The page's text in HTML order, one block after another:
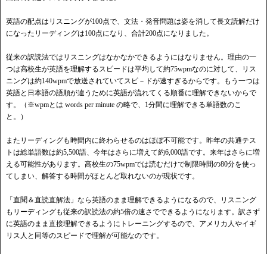
英語の配点はリスニングが100点で、文法・発音問題は姿を消して長文読解だけ
になったリーディングは100点になり、合計200点になりました。
従来の訳読法ではリスニングはなかなかできるようにはなりません。理由の一
つは高校生が英語を理解するスピードは平均して約75wpmなのに対して、リス
ニングは約140wpmで放送されていてスピ－ドが速すぎるからです。もう一つは
英語と日本語の語順が違うために英語が流れてくる順番に理解できないからで
す。（※wpmとは words per minute の略で、1分間に理解できる単語数のこ
と。）
またリーディングも時間内に終わらせるのはほぼ不可能です。昨年の共通テス
トは総単語数は約5,500語、今年はさらに増えて約6,000語です。来年はさらに増
える可能性があります。高校生の75wpmでは読むだけで制限時間の80分を使っ
てしまい、解答する時間がほとんど取れないのが現状です。
「直聞＆直読直解法」なら英語のまま理解できるようになるので、リスニング
もリーディングも従来の訳読法の約5倍の速さでできるようになります。訳さず
に英語のまま直接理解できるようにトレーニングするので、アメリカ人やイギ
リス人と同等のスピードで理解が可能なのです。